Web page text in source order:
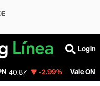
Login
-2.99% Vale ON 74.97 -